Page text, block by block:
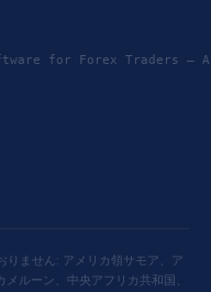
for Forex
ません: アメリカ領サモア、ア
ルーン、中央アフリカ共和国、